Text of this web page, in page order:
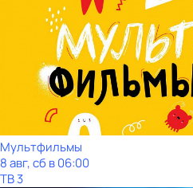
Мультфильмы
8 авг, сб в 06:00
ТВ 3